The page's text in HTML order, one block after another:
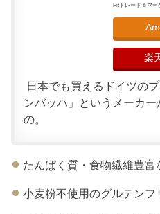
Fitトレード＆マー
楽
日本でも買えるドイツの
ンバッハ」というメーカ
の。
たんぱく質・食物繊維豊富
小麦粉不使用のグルテンフ